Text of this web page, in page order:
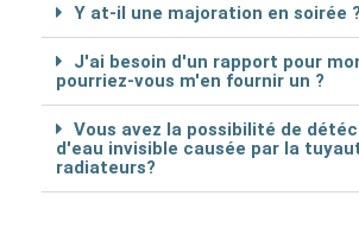
Y at-il une majoration en soirée ?
J'ai besoin d'un rapport pour
pourriez-vous m'en fournir un ?
Vous avez la possibilité de
d'eau invisible causée par la
radiateurs?